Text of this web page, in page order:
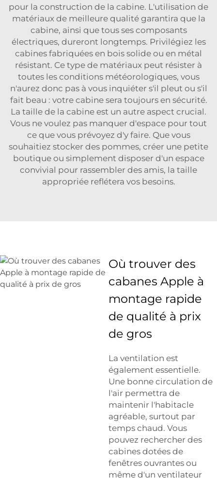
pour la construction de la cabine. L'utilisation de
matériaux de meilleure qualité garantira que la
cabine, ainsi que tous ses composants
électriques, dureront longtemps. Privilégiez les
cabines fabriquées en bois solide ou en métal
résistant. Ce type de matériaux peut résister à
toutes les conditions météorologiques, vous
n'aurez donc pas à vous inquiéter s'il pleut ou s'il
fait beau : votre cabine sera toujours en sécurité.
La taille de la cabine est un autre aspect crucial.
Vous ne voulez pas manquer d'espace pour tout
ce que vous prévoyez d'y faire. Que vous
souhaitiez stocker des pommes, créer une petite
boutique ou simplement disposer d'un espace
convivial pour rassembler des amis, la taille
appropriée reflétera vos besoins.
Où trouver des
cabanes Apple à
montage rapide
de qualité à prix
de gros
La ventilation est
également essentielle.
Une bonne circulation de
l'air permettra de
maintenir l'habitacle
agréable, surtout par
temps chaud. Vous
pouvez rechercher des
cabines dotées de
fenêtres ouvrantes ou
même d'un ventilateur